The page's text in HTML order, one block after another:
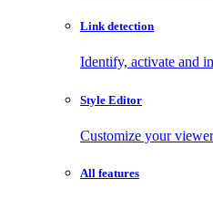
Link detection
Identify, activate and
Style Editor
Customize your
All features